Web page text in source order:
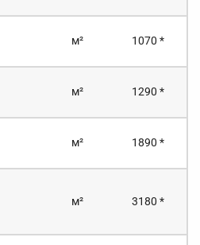
м² 1070 *
м² 1290 *
м² 1890 *
м² 3180 *